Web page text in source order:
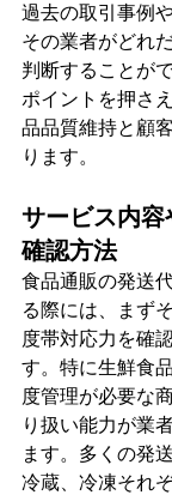
過去の取引事例
その業者がどれ
判断することが
ポイントを押さ
品品質維持と顧
ります。
サービス内
確認方法
食品通販の発送
る際には、まず
度帯対応力を確
す。特に生鮮食
度管理が必要な
り扱い能力が業
ます。多くの発
冷蔵、冷凍それ